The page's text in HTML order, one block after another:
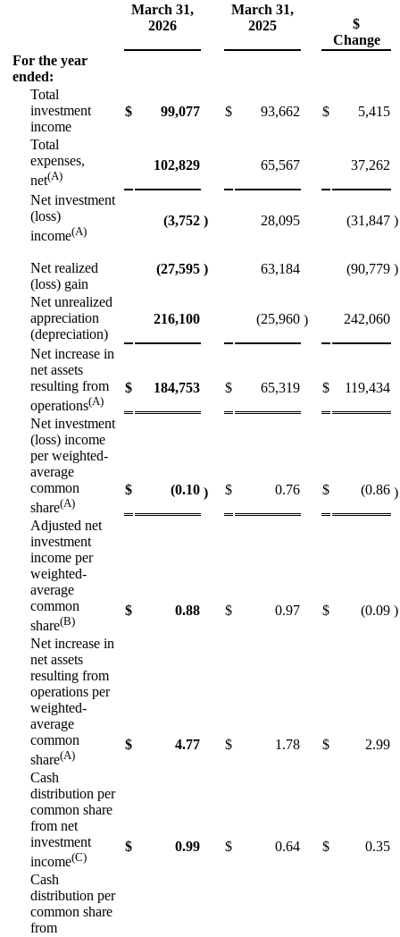
March 31,
2026
March 31,
2025
$
Change
For the year
ended:
Total
investment
income
$ 99,077 $ 93,662 $ 5,415
Total
expenses,
net(A)
102,829 65,567 37,262
Net investment
(loss)
income(A)
(3,752 ) 28,095 (31,847 )
Net realized
(loss) gain
(27,595 ) 63,184 (90,779 )
Net unrealized
appreciation
(depreciation)
216,100 (25,960 ) 242,060
Net increase in
net assets
resulting from
operations(A)
$ 184,753 $ 65,319 $ 119,434
Net investment
(loss) income
per weighted-
average
common
share(A)
$ (0.10 ) $ 0.76 $ (0.86 )
Adjusted net
investment
income per
weighted-
average
common
share(B)
$ 0.88 $ 0.97 $ (0.09 )
Net increase in
net assets
resulting from
operations per
weighted-
average
common
share(A)
$ 4.77 $ 1.78 $ 2.99
Cash
distribution per
common share
from net
investment
income(C)
$ 0.99 $ 0.64 $ 0.35
Cash
distribution per
common share
from